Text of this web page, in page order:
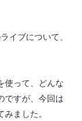
イブについて、
使って、どんな
ですが、今回は
ました。